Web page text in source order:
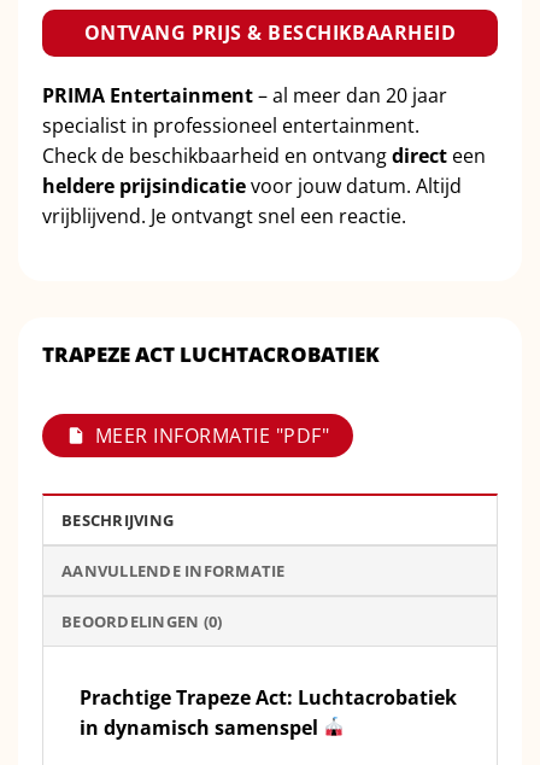
ONTVANG PRIJS & BESCHIKBAARHEID
PRIMA Entertainment– al meer dan 20 jaar
specialist in professioneel entertainment.
Check de beschikbaarheid en ontvangdirect een
heldere prijsindicatievoor jouw datum. Altijd
vrijblijvend. Je ontvangt snel een reactie.
TRAPEZE ACT LUCHTACROBATIEK
MEER INFORMATIE "PDF"
BESCHRIJVING
AANVULLENDE INFORMATIE
BEOORDELINGEN (0)
Prachtige Trapeze Act: Luchtacrobatiek
in dynamisch samenspel